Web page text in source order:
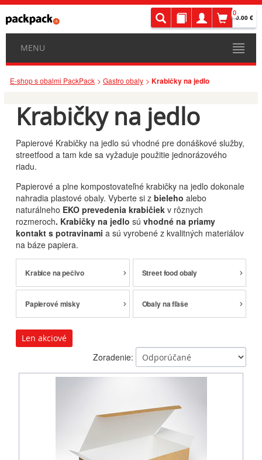
0
0.00 €
MENU
E-shop s obalmi PackPack Gastro obaly Krabičky na jedlo
Krabičky na jedlo
Papierové Krabičky na jedlo sú vhodné pre donáškové služby,
streetfood a tam kde sa vyžaduje použitie jednorázového
riadu.
Papierové a plne kompostovateľné krabičky na jedlo dokonale
nahradia plastové obaly. Vyberte si z bieleho alebo
naturálneho EKO prevedenia krabičiek v rôznych
rozmeroch. Krabičky na jedlo sú vhodné na priamy
kontakt s potravinami a sú vyrobené z kvalitných materiálov
na báze papiera.
Krabice na pečivo Street food obaly
Papierové misky Obaly na fľaše
Len akciové
Zoradenie: